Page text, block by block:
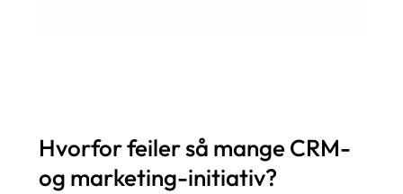
Hvorfor feiler så mange CRM-
og marketing-initiativ?